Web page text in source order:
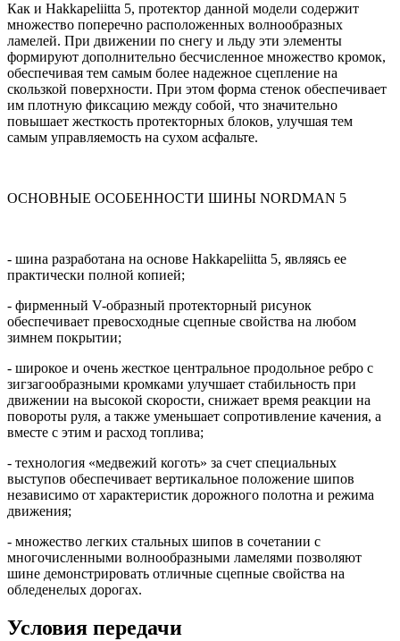
Как и Hakkapeliitta 5, протектор данной модели содержит
множество поперечно расположенных волнообразных
ламелей. При движении по снегу и льду эти элементы
формируют дополнительно бесчисленное множество кромок,
обеспечивая тем самым более надежное сцепление на
скользкой поверхности. При этом форма стенок обеспечивает
им плотную фиксацию между собой, что значительно
повышает жесткость протекторных блоков, улучшая тем
самым управляемость на сухом асфальте.
ОСНОВНЫЕ ОСОБЕННОСТИ ШИНЫ NORDMAN 5
- шина разработана на основе Hakkapeliitta 5, являясь ее
практически полной копией;
- фирменный V-образный протекторный рисунок
обеспечивает превосходные сцепные свойства на любом
зимнем покрытии;
- широкое и очень жесткое центральное продольное ребро с
зигзагообразными кромками улучшает стабильность при
движении на высокой скорости, снижает время реакции на
повороты руля, а также уменьшает сопротивление качения, а
вместе с этим и расход топлива;
- технология «медвежий коготь» за счет специальных
выступов обеспечивает вертикальное положение шипов
независимо от характеристик дорожного полотна и режима
движения;
- множество легких стальных шипов в сочетании с
многочисленными волнообразными ламелями позволяют
шине демонстрировать отличные сцепные свойства на
обледенелых дорогах.
Условия передачи